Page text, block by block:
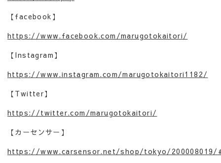
【facebook】
https://www.facebook.com/marugotokaitori/
【Instagram】
https://www.instagram.com/marugotokaitori1182/
【Twitter】
https://twitter.com/marugotokaitori/
【カーセンサー】
https://www.carsensor.net/shop/tokyo/200008019/